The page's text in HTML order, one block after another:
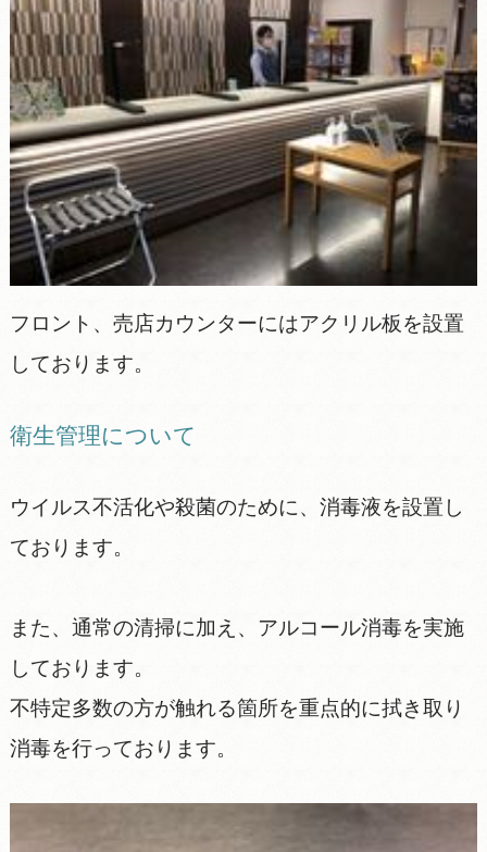
フロント、売店カウンターにはアクリル板を設置
しております。
衛生管理について
ウイルス不活化や殺菌のために、消毒液を設置し
ております。
また、通常の清掃に加え、アルコール消毒を実施
しております。
不特定多数の方が触れる箇所を重点的に拭き取り
消毒を行っております。